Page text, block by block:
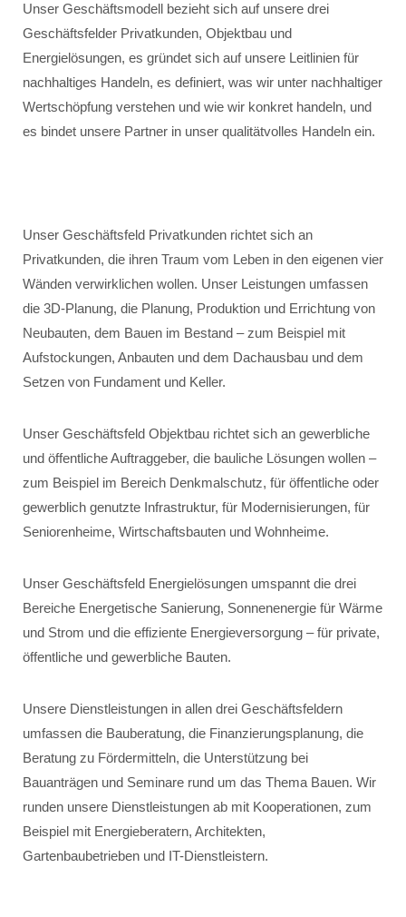
Unser Geschäftsmodell bezieht sich auf unsere drei
Geschäftsfelder Privatkunden, Objektbau und
Energielösungen, es gründet sich auf unsere Leitlinien für
nachhaltiges Handeln, es definiert, was wir unter nachhaltiger
Wertschöpfung verstehen und wie wir konkret handeln, und
es bindet unsere Partner in unser qualitätvolles Handeln ein.
Unser Geschäftsfeld Privatkunden richtet sich an
Privatkunden, die ihren Traum vom Leben in den eigenen vier
Wänden verwirklichen wollen. Unser Leistungen umfassen
die 3D-Planung, die Planung, Produktion und Errichtung von
Neubauten, dem Bauen im Bestand – zum Beispiel mit
Aufstockungen, Anbauten und dem Dachausbau und dem
Setzen von Fundament und Keller.
Unser Geschäftsfeld Objektbau richtet sich an gewerbliche
und öffentliche Auftraggeber, die bauliche Lösungen wollen –
zum Beispiel im Bereich Denkmalschutz, für öffentliche oder
gewerblich genutzte Infrastruktur, für Modernisierungen, für
Seniorenheime, Wirtschaftsbauten und Wohnheime.
Unser Geschäftsfeld Energielösungen umspannt die drei
Bereiche Energetische Sanierung, Sonnenenergie für Wärme
und Strom und die effiziente Energieversorgung – für private,
öffentliche und gewerbliche Bauten.
Unsere Dienstleistungen in allen drei Geschäftsfeldern
umfassen die Bauberatung, die Finanzierungsplanung, die
Beratung zu Fördermitteln, die Unterstützung bei
Bauanträgen und Seminare rund um das Thema Bauen. Wir
runden unsere Dienstleistungen ab mit Kooperationen, zum
Beispiel mit Energieberatern, Architekten,
Gartenbaubetrieben und IT-Dienstleistern.